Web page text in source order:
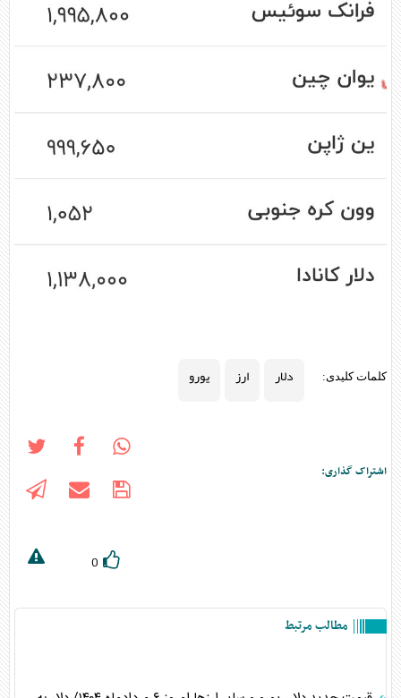
کلمات کلیدی: دلار ارز یورو
اشتراک گذاری:
0
مطالب مرتبط